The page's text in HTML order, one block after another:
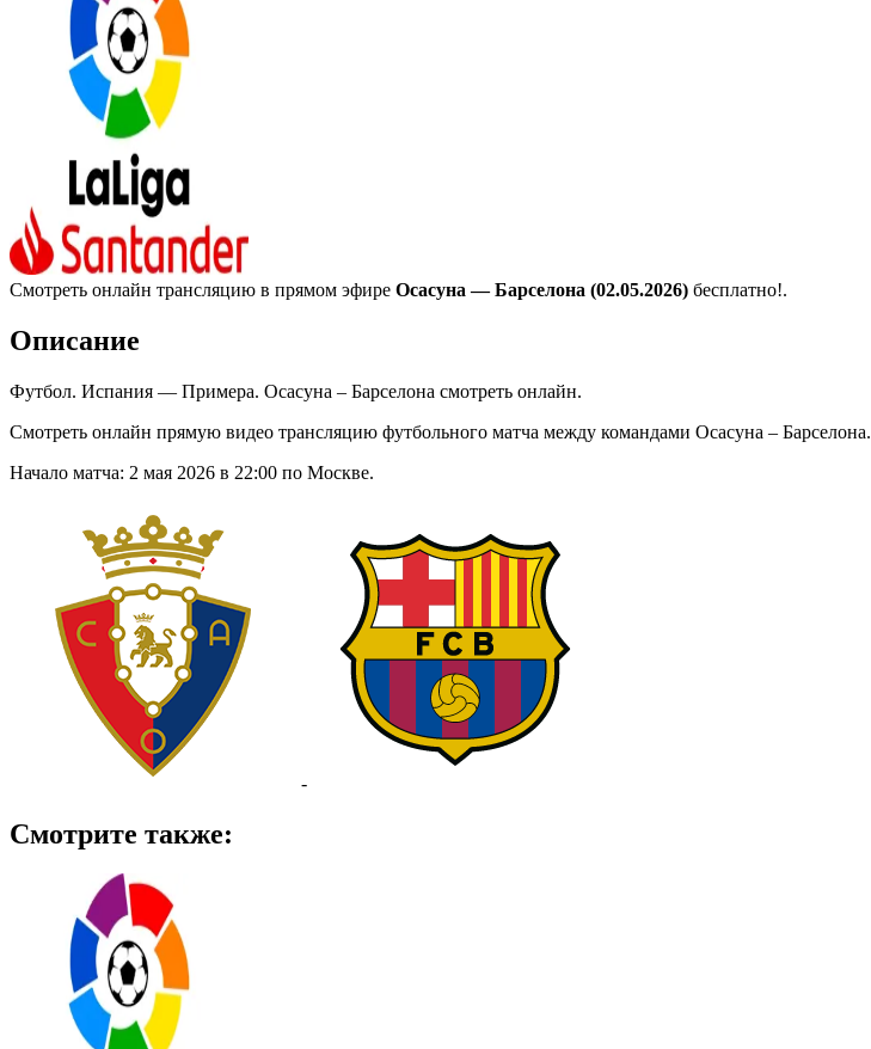
Смотреть онлайн трансляцию в прямом эфире Осасуна — Барселона (02.05.2026) бесплатно!.
Описание
Футбол. Испания — Примера. Осасуна – Барселона смотреть онлайн.
Смотреть онлайн прямую видео трансляцию футбольного матча между командами Осасуна – Барселона.
Начало матча: 2 мая 2026 в 22:00 по Москве.
-
Смотрите также: